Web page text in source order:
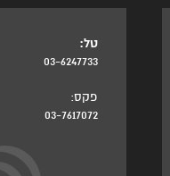
טל:
03-6247733
פקס:
03-7617072